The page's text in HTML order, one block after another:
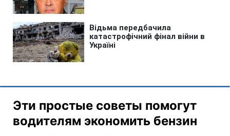
Эти простые советы помогут
водителям экономить бензин